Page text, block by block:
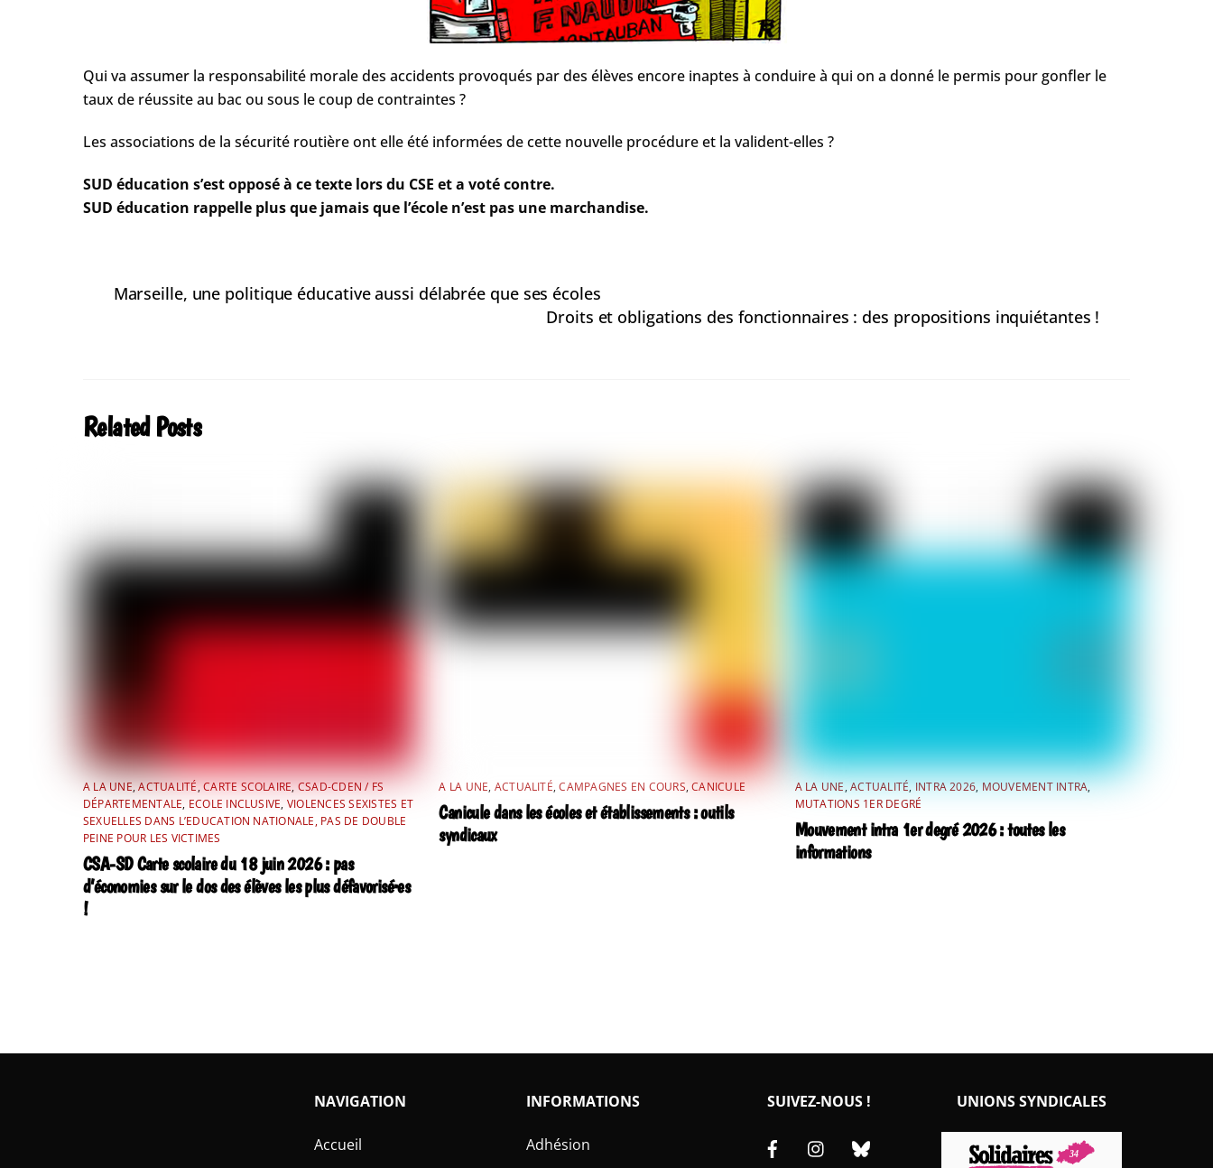
Qui va assumer la responsabilité morale des accidents provoqués par des élèves encore inaptes à conduire à qui on a donné le permis pour gonfler le
taux de réussite au bac ou sous le coup de contraintes ?
Les associations de la sécurité routière ont elle été informées de cette nouvelle procédure et la valident-elles ?
SUD éducation s’est opposé à ce texte lors du CSE et a voté contre.
SUD éducation rappelle plus que jamais que l’école n’est pas une marchandise.
Marseille, une politique éducative aussi délabrée que ses écoles
Droits et obligations des fonctionnaires : des propositions inquiétantes !
Related Posts
A LA UNE,ACTUALITÉ,CARTE SCOLAIRE,CSAD-CDEN / FS
DÉPARTEMENTALE, ECOLE INCLUSIVE, VIOLENCES SEXISTES ET
SEXUELLES DANS L’EDUCATION NATIONALE, PAS DE DOUBLE
PEINE POUR LES VICTIMES
CSA-SD Carte scolaire du 18 juin 2026 : pas
d’économies sur le dos des élèves les plus défavorisé·es
!
A LA UNE, ACTUALITÉ,CAMPAGNES EN COURS,CANICULE
Canicule dans les écoles et établissements : outils
syndicaux
A LA UNE,ACTUALITÉ,INTRA 2026,MOUVEMENT INTRA,
MUTATIONS 1ER DEGRÉ
Mouvement intra 1er degré 2026 : toutes les
informations
NAVIGATION
Accueil
INFORMATIONS
Adhésion
SUIVEZ-NOUS !
FacebookInstagram
UNIONS SYNDICALES